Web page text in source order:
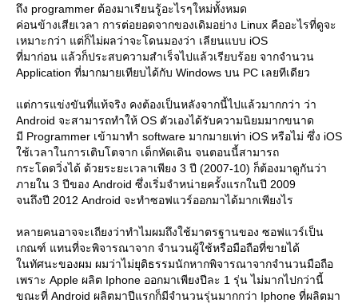
ถึง programmer ต้องมาเรียนรู้อะไรๆใหม่ทั้งหมด
ค่อนข้างเสียเวลา การต่อยอดจากของเดิมอย่าง Linux คืออะไรที่ดูจะ
เหมาะกว่า แต่ก็ไม่ผลว่าจะโดนมองว่า เลียนแบบ iOS
ที่มาก่อน แล้วก็ประสบความสำเร็จไปแล้วเรียบร้อย จากจำนวน
Application ที่มากมายเทียบได้กับ Windows บน PC เลยทีเดียว
ต่การแข่งขันที่แท้จริง คงต้องเป็นหลังจากนี้ไปแล้วมากกว่า ว่า
Android จะสามารถทำให้ OS ตัวเองได้รับความนิยมมากขนาด
มี Programmer เข้ามาทำ software มากมายเท่า iOS หรือไม่ ซึ่ง iOS
ช้เวลาในการเติบโตจาก เด็กหัดเดิน จนตอนนี้สามารถ
กระโดดวิ่งได้ ด้วยระยะเวลาเพียง 3 ปี (2007-10) ก็ต้องมาดูกันว่า
ภายใน 3 ปีของ Android ซึ่งเริ่มจำหน่ายครั้งแรกในปี 2009
จนถึงปี 2012 Android จะทำซอฟแวร์ออกมาได้มากเพียงไร
หลายคนอาจจะเถียงว่าทำไมผมถึงใช้มาตรฐานของ ซอฟแวร์เป็น
เกณฑ์ แทนที่จะพิจารณาจาก จำนวนผู้ใช้หรือมือถือที่ขายได้
นทัศนะของผม ผมว่าไม่ยุติธรรมนักหากพิจารณาจากจำนวนมือถือ
เพราะ Apple ผลิต Iphone ออกมาเพียงปีละ 1 รุ่น ไม่มากไปกว่านี้
ขณะที่ Android ผลิตมาปีแรกก็มีจำนวนรุ่นมากกว่า Iphone ที่ผลิตมา